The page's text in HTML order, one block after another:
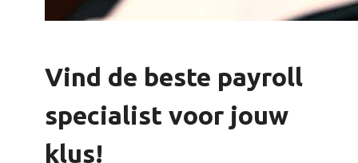
Vind de beste payroll
specialist voor jouw
klus!